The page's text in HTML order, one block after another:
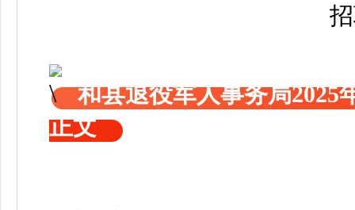
和县退役军人事务局2025
正文